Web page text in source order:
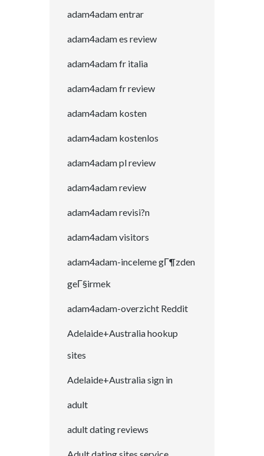
adam4adam entrar
adam4adam es review
adam4adam fr italia
adam4adam fr review
adam4adam kosten
adam4adam kostenlos
adam4adam pl review
adam4adam review
adam4adam revisi?n
adam4adam visitors
adam4adam-inceleme gГ¶zden
geГ§irmek
adam4adam-overzicht Reddit
Adelaide+Australia hookup
sites
Adelaide+Australia sign in
adult
adult dating reviews